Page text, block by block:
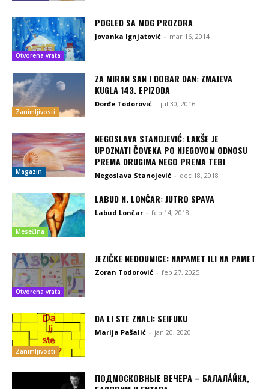
Otvorena vrata
POGLED SA MOG PROZORA
Jovanka Ignjatović - mar 16, 2014
Zanimljivosti
ZA MIRAN SAN I DOBAR DAN: ZMAJEVA
KUGLA 143. EPIZODA
Đorđe Todorović - jul 30, 2016
Magazin
NEGOSLAVA STANOJEVIĆ: LAKŠE JE
UPOZNATI ČOVEKA PO NJEGOVOM ODNOSU
PREMA DRUGIMA NEGO PREMA TEBI
Negoslava Stanojević - dec 18, 2018
Mesečina
LABUD N. LONČAR: JUTRO SPAVA
Labud Lončar - feb 14, 2018
Otvorena vrata
JEZIČKE NEDOUMICE: NAPAMET ILI NA PAMET
Zoran Todorović - feb 27, 2025
Zanimljivosti
DA LI STE ZNALI: SEIFUKU
Marija Pašalić - jan 20, 2020
ПОДМОСКОВНЫЕ ВЕЧЕРА – БАЛАЛА́ЙКА,